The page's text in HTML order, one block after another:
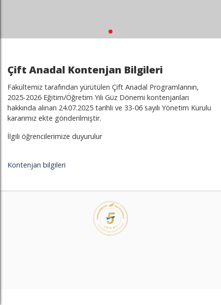
Çift Anadal Kontenjan Bilgileri
Fakültemiz tarafından yürütülen Çift Anadal Programlarının,
2025-2026 Eğitim/Öğretim Yılı Güz Dönemi kontenjanları
hakkında alınan 24.07.2025 tarihli ve 33-06 sayılı Yönetim Kurulu
kararımız ekte gönderilmiştir.
İlgili öğrencilerimize duyurulur
Kontenjan bilgileri